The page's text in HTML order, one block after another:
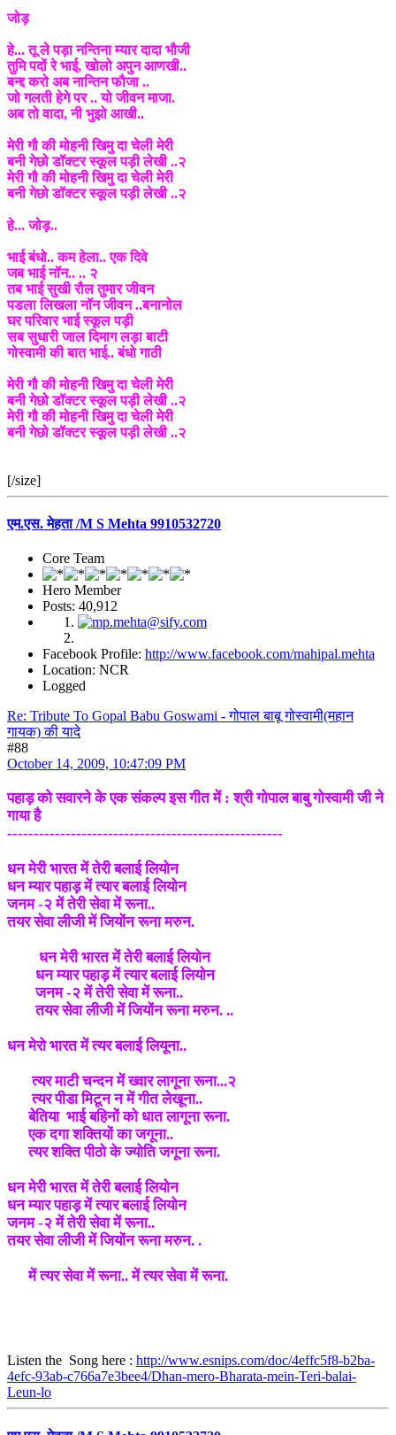
जोड़
हे... तू ले पड़ा नन्तिना म्यार दादा भौजी
तुमि पदों रे भाई, खोलो अपुन आणखी..
बन्द्द करो अब नान्तिन फौजा ..
जो गलती हेगे पर .. यो जीवन माजा.
अब तो वादा, नी भुझो आखी..
मेरी गौ की मोहनी खिमु दा चेली मेरी
बनी गेछो डॉक्टर स्कूल पड़ी लेखी ..२
मेरी गौ की मोहनी खिमु दा चेली मेरी
बनी गेछो डॉक्टर स्कूल पड़ी लेखी ..२
हे... जोड़..
भाई बंधो.. कम हेला.. एक दिवे
जब भाई नॉन.. .. २
तब भाई सुखी रौल तुमार जीवन
पडला लिखला नॉन जीवन ..बनानोल
घर परिवार भाई स्कूल पड़ी
सब सुधारी जाल दिमाग लड़ा बाटी
गोस्वामी की बात भाई.. बंधो गाठी
मेरी गौ की मोहनी खिमु दा चेली मेरी
बनी गेछो डॉक्टर स्कूल पड़ी लेखी ..२
मेरी गौ की मोहनी खिमु दा चेली मेरी
बनी गेछो डॉक्टर स्कूल पड़ी लेखी ..२
[/size]
एम.एस. मेहता /M S Mehta 9910532720
Core Team
Hero Member
Posts: 40,912
Facebook Profile: http://www.facebook.com/mahipal.mehta
Location: NCR
Logged
Re: Tribute To Gopal Babu Goswami - गोपाल बाबू गोस्वामी(महान
गायक) की यादे
#88
October 14, 2009, 10:47:09 PM
पहाड़ को सवारने के एक संकल्प इस गीत में : श्री गोपाल बाबु गोस्वामी जी ने
गाया है
----------------------------------------------------
धन मेरी भारत में तेरी बलाई लियोन
धन म्यार पहाड़ में त्यार बलाई लियोन
जनम -२ में तेरी सेवा में रूना..
तयर सेवा लीजी में जियोंन रूना मरुन.
धन मेरी भारत में तेरी बलाई लियोन
धन म्यार पहाड़ में त्यार बलाई लियोन
जनम -२ में तेरी सेवा में रूना..
तयर सेवा लीजी में जियोंन रूना मरुन. ..
धन मेरो भारत में त्यर बलाई लियूना..
त्यर माटी चन्दन में ख्वार लागूना रूना...२
त्यर पीडा मिटून न में गीत लेखूना..
बेतिया भाई बहिनों को धात लागूना रूना.
एक दगा शक्तियों का जगूना..
त्यर शक्ति पीठो के ज्योति जगूना रूना.
धन मेरी भारत में तेरी बलाई लियोन
धन म्यार पहाड़ में त्यार बलाई लियोन
जनम -२ में तेरी सेवा में रूना..
तयर सेवा लीजी में जियोंन रूना मरुन. .
में त्यर सेवा में रूना.. में त्यर सेवा में रूना.
Listen the Song here : http://www.esnips.com/doc/4effc5f8-b2ba-
4efc-93ab-c766a7e3bee4/Dhan-mero-Bharata-mein-Teri-balai-
Leun-lo